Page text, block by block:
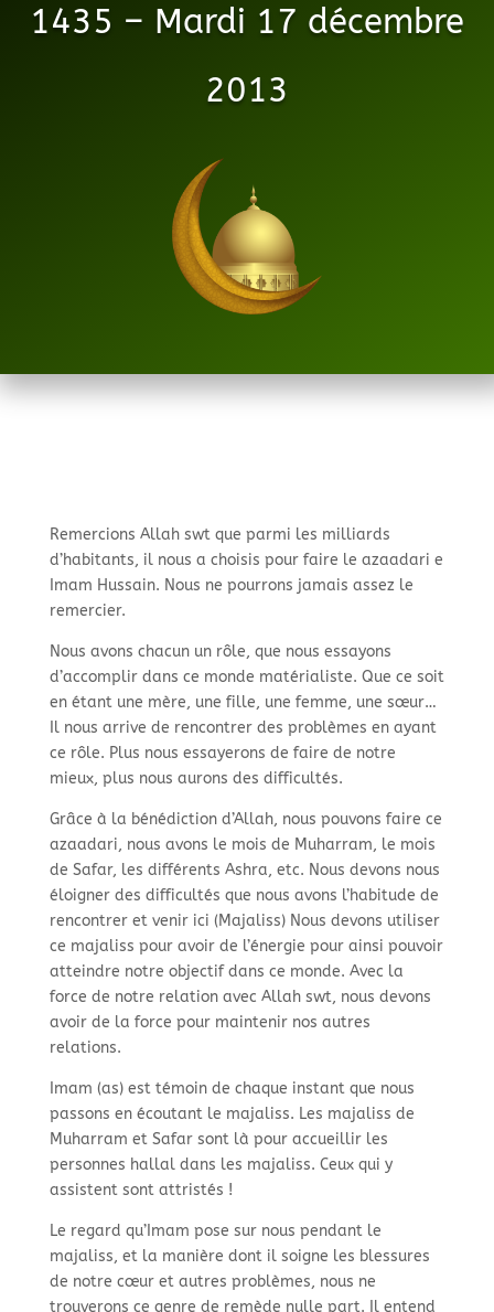
1435 – Mardi 17 décembre
2013
Remercions Allah swt que parmi les milliards
d’habitants, il nous a choisis pour faire le azaadari e
Imam Hussain. Nous ne pourrons jamais assez le
remercier.
Nous avons chacun un rôle, que nous essayons
d’accomplir dans ce monde matérialiste. Que ce soit
en étant une mère, une fille, une femme, une sœur…
Il nous arrive de rencontrer des problèmes en ayant
ce rôle. Plus nous essayerons de faire de notre
mieux, plus nous aurons des difficultés.
Grâce à la bénédiction d’Allah, nous pouvons faire ce
azaadari, nous avons le mois de Muharram, le mois
de Safar, les différents Ashra, etc. Nous devons nous
éloigner des difficultés que nous avons l’habitude de
rencontrer et venir ici (Majaliss) Nous devons utiliser
ce majaliss pour avoir de l’énergie pour ainsi pouvoir
atteindre notre objectif dans ce monde. Avec la
force de notre relation avec Allah swt, nous devons
avoir de la force pour maintenir nos autres
relations.
Imam (as) est témoin de chaque instant que nous
passons en écoutant le majaliss. Les majaliss de
Muharram et Safar sont là pour accueillir les
personnes hallal dans les majaliss. Ceux qui y
assistent sont attristés !
Le regard qu’Imam pose sur nous pendant le
majaliss, et la manière dont il soigne les blessures
de notre cœur et autres problèmes, nous ne
trouverons ce genre de remède nulle part. Il entend